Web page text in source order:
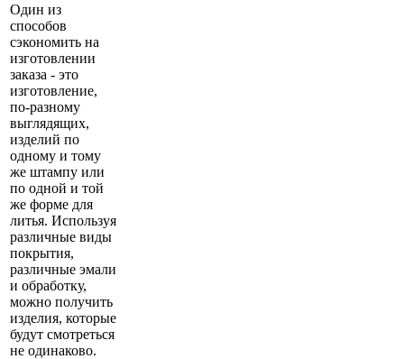
Один из
способов
сэкономить на
изготовлении
заказа - это
изготовление,
по-разному
выглядящих,
изделий по
одному и тому
же штампу или
по одной и той
же форме для
литья. Используя
различные виды
покрытия,
различные эмали
и обработку,
можно получить
изделия, которые
будут смотреться
не одинаково.